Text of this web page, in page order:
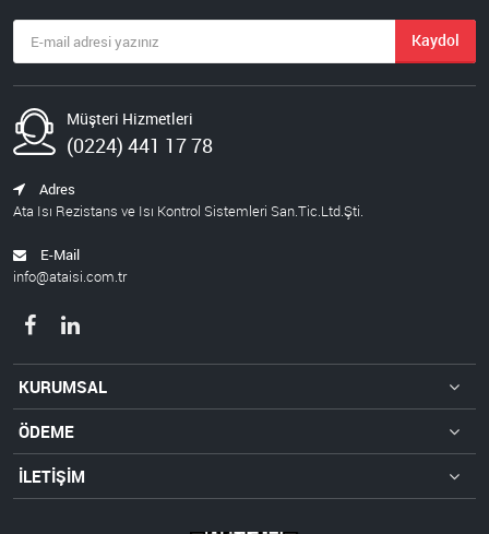
Kaydol
Müşteri Hizmetleri
(0224) 441 17 78
Adres
Ata Isı Rezistans ve Isı Kontrol Sistemleri San.Tic.Ltd.Şti.
E-Mail
info@ataisi.com.tr
KURUMSAL
ÖDEME
İLETİŞİM